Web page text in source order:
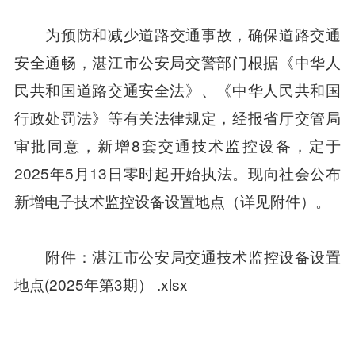
为预防和减少道路交通事故，确保道路交通
安全通畅，湛江市公安局交警部门根据《中华人
民共和国道路交通安全法》、《中华人民共和国
行政处罚法》等有关法律规定，经报省厅交管局
审批同意，新增8套交通技术监控设备，定于
2025年5月13日零时起开始执法。现向社会公布
新增电子技术监控设备设置地点（详见附件）。
附件：湛江市公安局交通技术监控设备设置
地点(2025年第3期） .xlsx